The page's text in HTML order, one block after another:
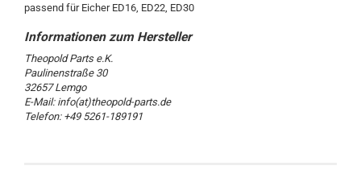
passend für Eicher ED16, ED22, ED30
Theopold Parts e.K.
Paulinenstraße 30
32657 Lemgo
E-Mail: info(at)theopold-parts.de
Telefon: +49 5261-189191